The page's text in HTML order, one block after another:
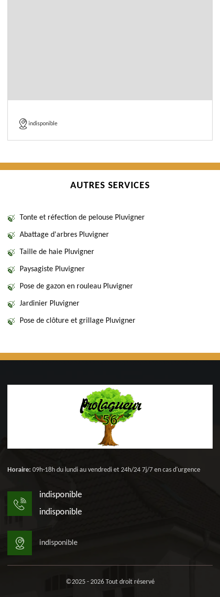
indisponible
AUTRES SERVICES
Tonte et réfection de pelouse Pluvigner
Abattage d'arbres Pluvigner
Taille de haie Pluvigner
Paysagiste Pluvigner
Pose de gazon en rouleau Pluvigner
Jardinier Pluvigner
Pose de clôture et grillage Pluvigner
Horaire: 09h-18h du lundi au vendredi et 24h/24 7j/7 en cas d'urgence
indisponible
indisponible
indisponible
©2025 - 2026 Tout droit réservé